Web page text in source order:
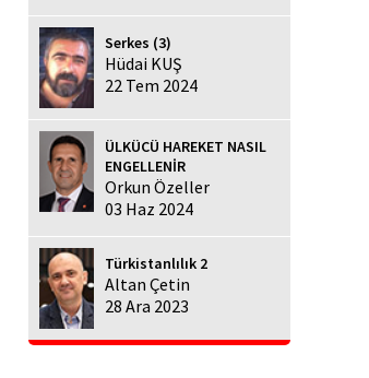
Serkes (3)
Hüdai KUŞ
22 Tem 2024
ÜLKÜCÜ HAREKET NASIL
ENGELLENİR
Orkun Özeller
03 Haz 2024
Türkistanlılık 2
Altan Çetin
28 Ara 2023